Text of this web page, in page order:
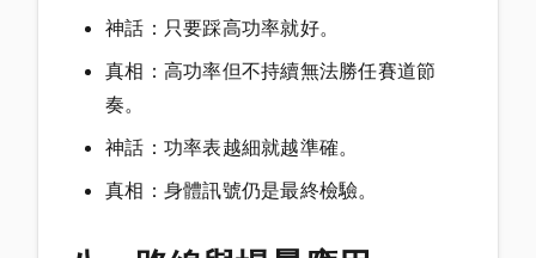
神話：只要踩高功率就好。
真相：高功率但不持續無法勝任賽道節
奏。
神話：功率表越細就越準確。
真相：身體訊號仍是最終檢驗。